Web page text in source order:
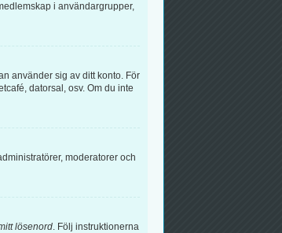
i användargrupper,
använder sig av ditt konto. För
datorsal, osv. Om du inte
moderatorer och
lösenord. Följ instruktionerna